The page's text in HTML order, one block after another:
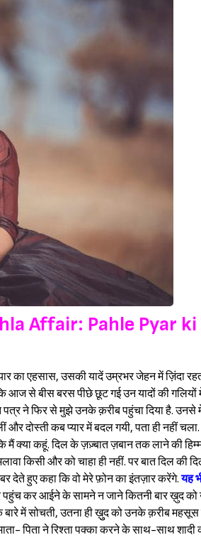
Sign in
Affair: Pahle Pyar ki
का एहसास, उसकी यादें उम्रभर जेहन में ज़िंदा
आज से बीस बरस पीछे छूट गई उन यादों की गलियों
ने फिर से मुझे उनके क़रीब पहुंचा दिया है. उनसे
दोस्ती कब प्यार में बदल गयी, पता ही नहीं
मैं क्या कहूं. दिल के ज़ज़्बात ज़बान तक लाने की
किसी और को चाहा ही नहीं. पर बात दिल की
देते हुए कहा कि वो मेरे फ़ोन का इंतज़ार करेंगे.यह
पहुंच कर आईने के सामने न जाने कितनी बार ख़ुद
बारे में सोचती, उतना ही ख़ुुद को उनके क़रीब महसूस
पिता ने रिश्ता पक्का करने के साथ-साथ शादी